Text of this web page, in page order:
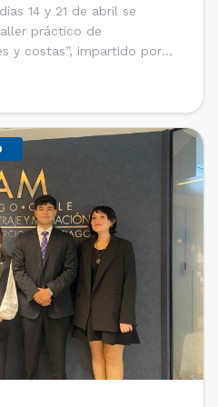
14 y 21 de abril se
práctico de
y costas”, impartido por
y Magíster en Economía
y María Luisa Petitpas